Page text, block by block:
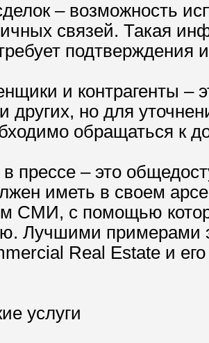
– возможность
связей. Такая
подтверждения
и контрагенты –
и других, но для
обращаться к
прессе – это
иметь в своем
СМИ, с помощью
Лучшими примерами
Real Estate и
услуги